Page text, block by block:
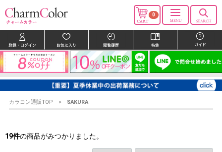
0
カラコン通販TOP SAKURA
19件の商品がみつかりました。